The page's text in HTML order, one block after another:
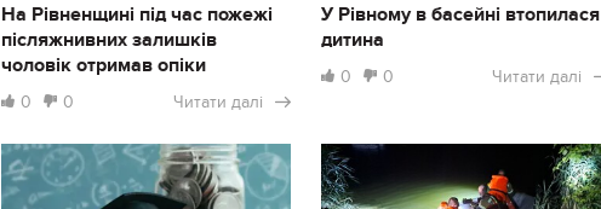
На Рівненщині під час пожежі
післяжнивних залишків
чоловік отримав опіки
0 0 Читати далі
У Рівному в басейні втопилася
дитина
0 0 Читати далі